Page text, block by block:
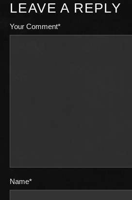
LEAVE A REPLY
Your Comment*
Name*